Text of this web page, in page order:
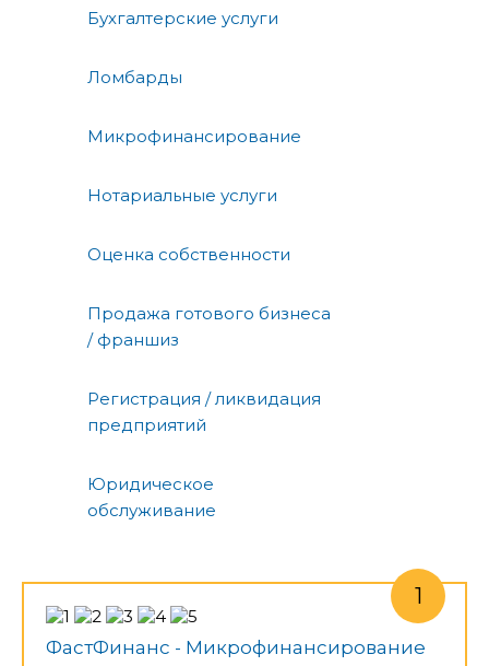
Бухгалтерские услуги
Ломбарды
Микрофинансирование
Нотариальные услуги
Оценка собственности
Продажа готового бизнеса
/ франшиз
Регистрация / ликвидация
предприятий
Юридическое
обслуживание
ФастФинанс - Микрофинансирование